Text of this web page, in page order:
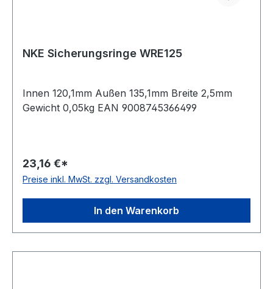
NKE Sicherungsringe WRE125
Innen 120,1mm Außen 135,1mm Breite 2,5mm
Gewicht 0,05kg EAN 9008745366499
23,16 €*
Preise inkl. MwSt. zzgl. Versandkosten
In den Warenkorb